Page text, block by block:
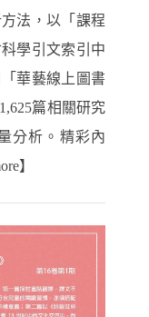
法，以「課程
學引文索引中
華藝線上圖書
篇相關研究
分析。精彩內
】